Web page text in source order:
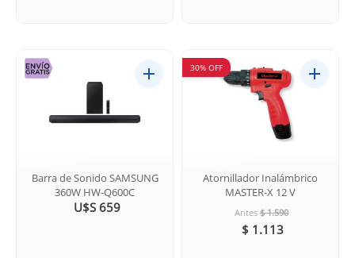
Barra de Sonido SAMSUNG
360W HW-Q600C
U$S 659
30% OFF
Atornillador Inalámbrico
MASTER-X 12 V
Antes $ 1.590
$ 1.113